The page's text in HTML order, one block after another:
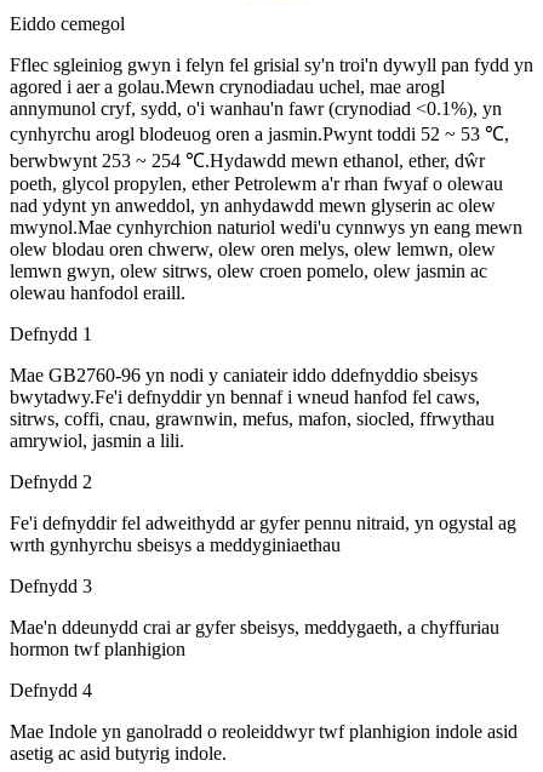
Eiddo cemegol
Fflec sgleiniog gwyn i felyn fel grisial sy'n troi'n dywyll pan fydd yn
agored i aer a golau.Mewn crynodiadau uchel, mae arogl
annymunol cryf, sydd, o'i wanhau'n fawr (crynodiad <0.1%), yn
cynhyrchu arogl blodeuog oren a jasmin.Pwynt toddi 52 ~ 53 ℃,
berwbwynt 253 ~ 254 ℃.Hydawdd mewn ethanol, ether, dŵr
poeth, glycol propylen, ether Petrolewm a'r rhan fwyaf o olewau
nad ydynt yn anweddol, yn anhydawdd mewn glyserin ac olew
mwynol.Mae cynhyrchion naturiol wedi'u cynnwys yn eang mewn
olew blodau oren chwerw, olew oren melys, olew lemwn, olew
lemwn gwyn, olew sitrws, olew croen pomelo, olew jasmin ac
olewau hanfodol eraill.
Defnydd 1
Mae GB2760-96 yn nodi y caniateir iddo ddefnyddio sbeisys
bwytadwy.Fe'i defnyddir yn bennaf i wneud hanfod fel caws,
sitrws, coffi, cnau, grawnwin, mefus, mafon, siocled, ffrwythau
amrywiol, jasmin a lili.
Defnydd 2
Fe'i defnyddir fel adweithydd ar gyfer pennu nitraid, yn ogystal ag
wrth gynhyrchu sbeisys a meddyginiaethau
Defnydd 3
Mae'n ddeunydd crai ar gyfer sbeisys, meddygaeth, a chyffuriau
hormon twf planhigion
Defnydd 4
Mae Indole yn ganolradd o reoleiddwyr twf planhigion indole asid
asetig ac asid butyrig indole.